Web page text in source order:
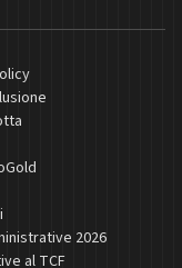
2026
al TCF